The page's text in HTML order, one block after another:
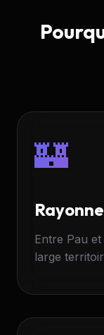
🏰
Entre Pau
large